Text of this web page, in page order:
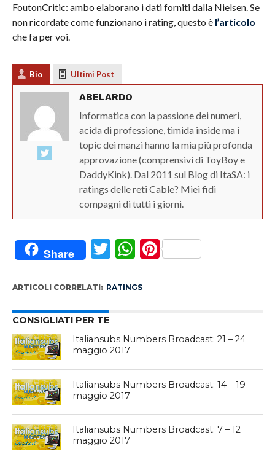
FoutonCritic: ambo elaborano i dati forniti dalla Nielsen. Se
non ricordate come funzionano i rating, questo è l’articolo
che fa per voi.
Bio Ultimi Post
ABELARDO
Informatica con la passione dei numeri,
acida di professione, timida inside ma i
topic dei manzi hanno la mia più profonda
approvazione (comprensivi di ToyBoy e
DaddyKink). Dal 2011 sul Blog di ItaSA: i
ratings delle reti Cable? Miei fidi
compagni di tutti i giorni.
Share Twitter
WhatsApp
Pinterest
ARTICOLI CORRELATI: RATINGS
CONSIGLIATI PER TE
Italiansubs Numbers Broadcast: 21 – 24
maggio 2017
Italiansubs Numbers Broadcast: 14 – 19
maggio 2017
Italiansubs Numbers Broadcast: 7 – 12
maggio 2017